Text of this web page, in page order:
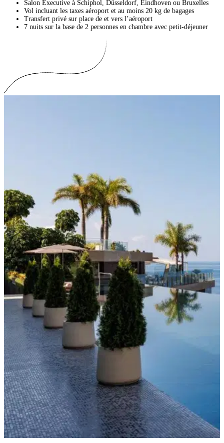
Salon Executive à Schiphol, Düsseldorf, Eindhoven ou Bruxelles
Vol incluant les taxes aéroport et au moins 20 kg de bagages
Transfert privé sur place de et vers l’aéroport
7 nuits sur la base de 2 personnes en chambre avec petit-déjeuner